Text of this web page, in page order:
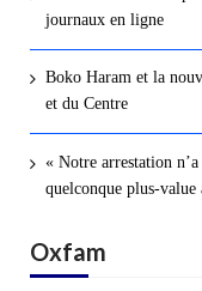
journaux en ligne
Boko Haram et la
et du Centre
« Notre arrestation
quelconque plus-
Oxfam